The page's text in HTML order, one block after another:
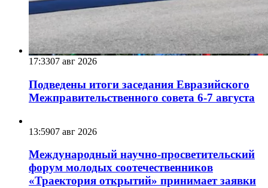
17:3307 авг 2026
Подведены итоги заседания Евразийского
Межправительственного совета 6-7 августа
13:5907 авг 2026
Международный научно-просветительский
форум молодых соотечественников
«Траектория открытий» принимает заявки